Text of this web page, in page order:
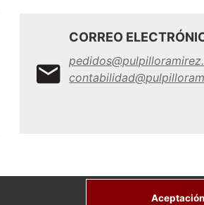
CORREO